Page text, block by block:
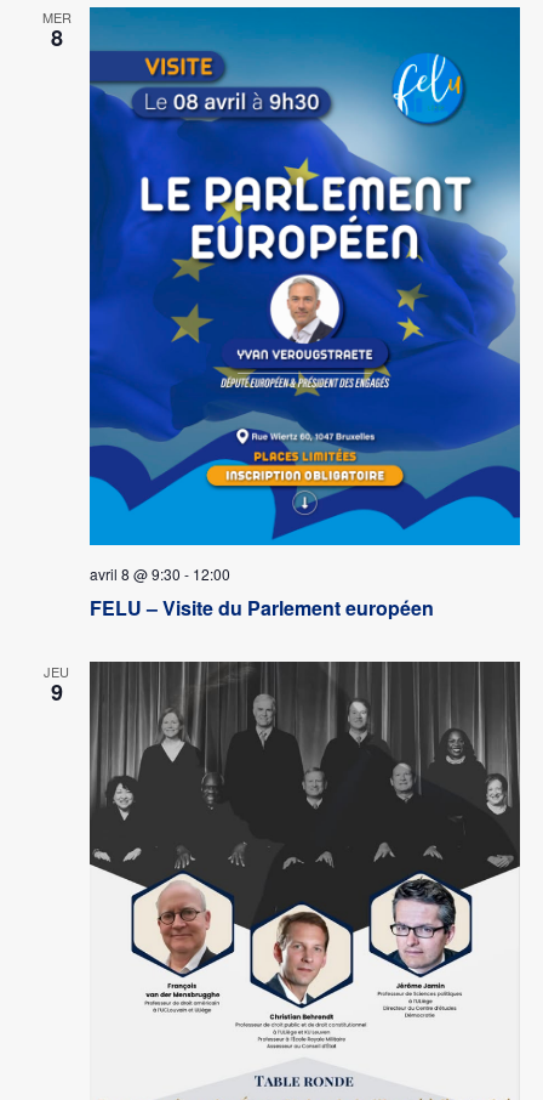
MER
8
avril 8 @ 9:30 - 12:00
FELU – Visite du Parlement européen
JEU
9